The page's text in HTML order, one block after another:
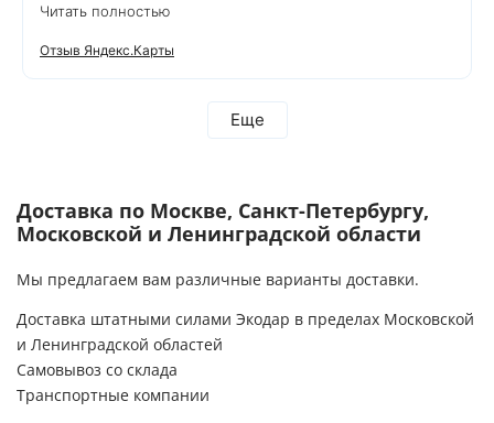
желтела) и пользоваться в доме ей было
невозможно. После установки специального
оборудования,вода стала на вкус лучше,чем
продается в магазинах. О такой хорошей
воде я и не мечтала!!!!!! Прошло уже 5 лет.И в
течении этого времени не было никаких
порядке.Может надо что-то заменить.
Позвонила в компанию и,как всегда,вежливые
и уже через 2 дня ко мне приедет
компании Экодар -очень
спокойные,вежливые,аккуратные и
ответственные люди.За это им огромное
спасибо и долгих лет процветания их фирме!
Читать полностью
Отзыв Яндекс.Карты
Еще
Доставка по Москве, Санкт-Петербургу,
Московской и Ленинградской области
Мы предлагаем вам различные варианты доставки.
Доставка штатными силами Экодар в пределах Московской
и Ленинградской областей
Самовывоз со склада
Транспортные компании